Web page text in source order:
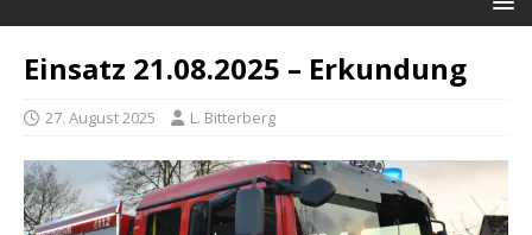
Einsatz 21.08.2025 – Erkundung
27. August 2025 L. Bitterberg